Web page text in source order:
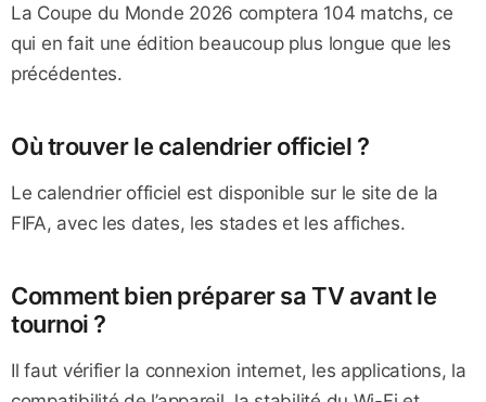
La Coupe du Monde 2026 comptera 104 matchs, ce
qui en fait une édition beaucoup plus longue que les
précédentes.
Où trouver le calendrier officiel ?
Le calendrier officiel est disponible sur le site de la
FIFA, avec les dates, les stades et les affiches.
Comment bien préparer sa TV avant le
tournoi ?
Il faut vérifier la connexion internet, les applications, la